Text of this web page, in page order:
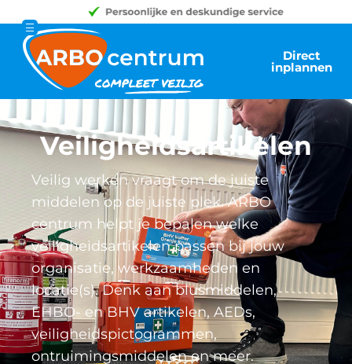
Direct
inplannen
Veiligheidsartikelen
Veilig werken vraagt om de juiste
middelen op de juiste plek. ARBO
centrum helpt je bepalen welke
veiligheidsartikelen passen bij jouw
organisatie, werkzaamheden en
locatie(s). Denk aan blusmiddelen,
EHBO- en BHV artikelen, AEDs,
veiligheidspictogrammen,
ontruimingsmiddelen en meer.